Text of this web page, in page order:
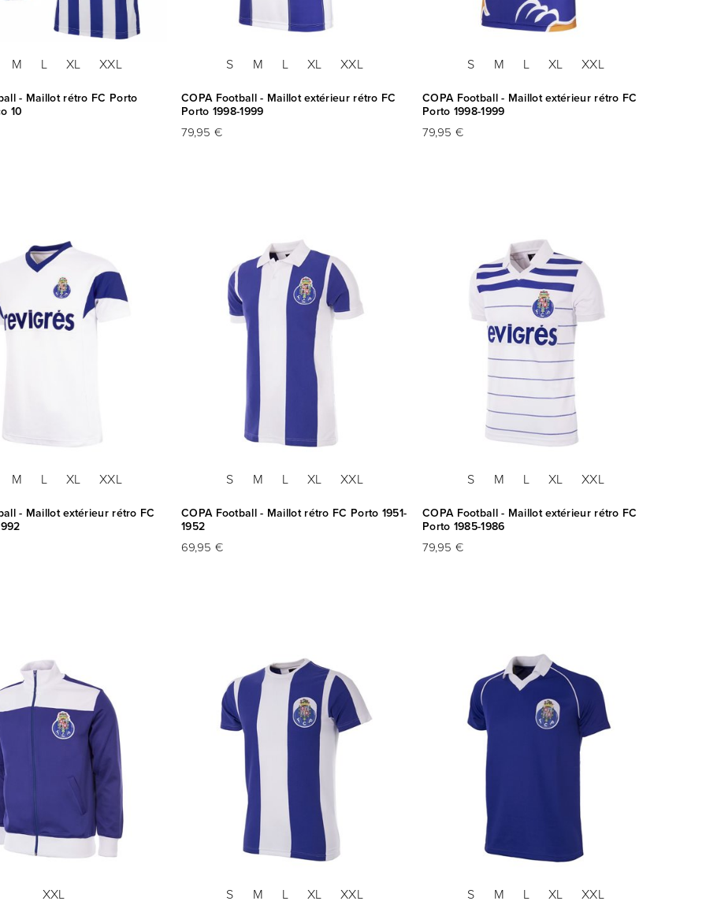
M L XL XXL
- Maillot rétro FC Porto
10
S M L XL XXL
COPA Football - Maillot extérieur rétro FC
Porto 1998-1999
79,95 €
S M L XL XXL
COPA Football - Maillot extérieur rétro FC
Porto 1998-1999
79,95 €
M L XL XXL
- Maillot extérieur rétro FC
S M L XL XXL
COPA Football - Maillot rétro FC Porto 1951-
1952
69,95 €
S M L XL XXL
COPA Football - Maillot extérieur rétro FC
Porto 1985-1986
79,95 €
XXL S M L XL XXL S M L XL XXL